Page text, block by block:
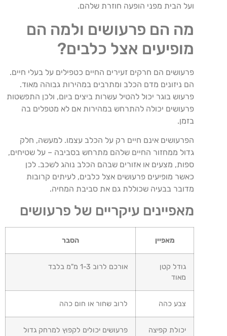
ועל הבית מפני הופעה חוזרת שלהם.
מה הם פרעושים ולמה הם
מופיעים אצל כלבים?
פרעושים הם חרקים זעירים החיים כטפילים על בעלי חיים.
הם ניזונים מדם הכלב ומתרבים במהירות גבוהה מאוד.
פרעוש בוגר יכול להטיל עשרות ביצים ביום, ולכן התפשטות
פרעושים יכולה להתרחש במהירות אם לא מטפלים בה
בזמן.
הפרעושים אינם חיים רק על הכלב עצמו. למעשה, חלק
גדול ממחזור החיים שלהם מתרחש בסביבה – על שטיחים,
ספות, מצעים או אזורים שבהם הכלב נוהג לשכב. לכן
כאשר מופיעים פרעושים אצל כלבים, לעיתים קרובות
מדובר בבעיה שכוללת גם את סביבת המחיה.
מאפיינים עיקריים של פרעושים
מאפיין הסבר
גודל קטן
מאוד
אורכם לרוב 1-3 מ"מ בלבד
צבע כהה לרוב שחור או חום כהה
יכולת קפיצה
פרעושים יכולים לקפוץ למרחק גדול